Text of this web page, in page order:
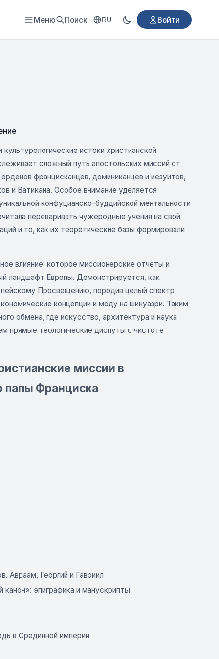
Меню Поиск RU Войти
истоки христианской
сложный путь апостольских миссий от
францисканцев, доминиканцев и иезуитов,
и Ватикана. Особое внимание уделяется
конфуцианско-буддийской ментальности
переваривать чужеродные учения на свой
и то, как их теоретические базы формировали
влияние, которое миссионерские отчеты и
ландшафт Европы. Демонстрируется, как
Просвещению, породив целый спектр
концепции и моду на шинуазри. Таким
обмена, где искусство, архитектура и наука
прямые теологические диспуты о чистоте
миссии в
папы Франциска
Авраам, Георгий и Гавриил
эпиграфика и манускрипты
в Срединной империи